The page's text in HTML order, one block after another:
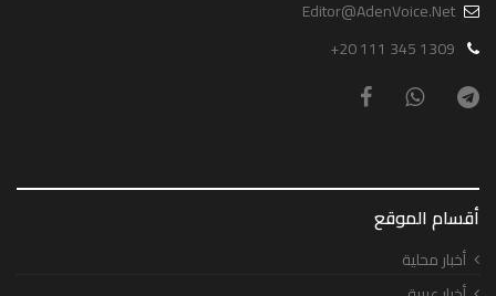
Editor@AdenVoice.Net
+20 111 345 1309
أقسام الموقع
أخبار محلية